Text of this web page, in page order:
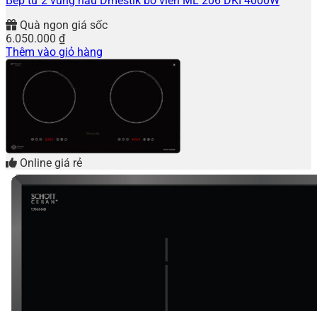
Quà ngon giá sốc
6.050.000 ₫
Thêm vào giỏ hàng
Online giá rẻ